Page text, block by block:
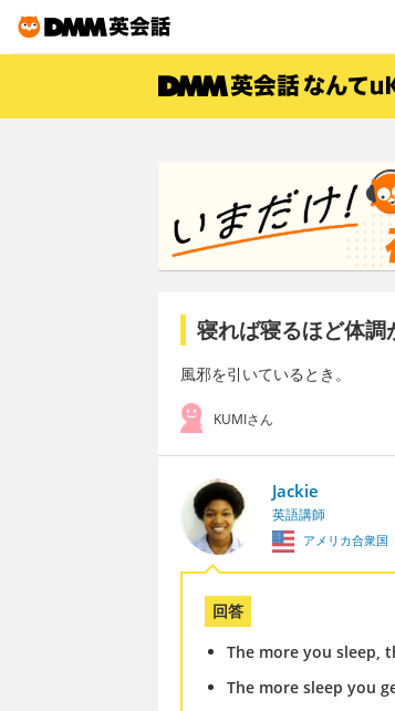
寝れば寝るほど体調
風邪を引いているとき。
KUMIさん
Jackie
英語講師
アメリカ合衆国
回答
The more you sleep,
The more sleep you